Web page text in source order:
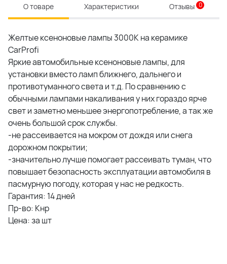
О товаре Характеристики Отзывы 0
Желтые ксеноновые лампы 3000K на керамике
CarProfi
Яркие автомобильные ксеноновые лампы, для
установки вместо ламп ближнего, дальнего и
противотуманного света и т.д. По сравнению с
обычными лампами накаливания у них гораздо ярче
свет и заметно меньшее энергопотребление, а так же
очень большой срок службы.
-не рассеивается на мокром от дождя или снега
дорожном покрытии;
-значительно лучше помогает рассеивать туман, что
повышает безопасность эксплуатации автомобиля в
пасмурную погоду, которая у нас не редкость.
Гарантия: 14 дней
Пр-во: Кнр
Цена: за шт